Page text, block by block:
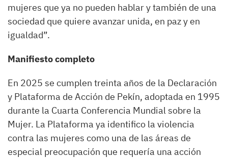
mujeres que ya no pueden hablar y también de una
sociedad que quiere avanzar unida, en paz y en
igualdad”.
Manifiesto completo
En 2025 se cumplen treinta años de la Declaración
y Plataforma de Acción de Pekín, adoptada en 1995
durante la Cuarta Conferencia Mundial sobre la
Mujer. La Plataforma ya identifico la violencia
contra las mujeres como una de las áreas de
especial preocupación que requería una acción